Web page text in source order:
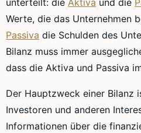
unterteilt: die Aktiva und die
Werte, die das Unternehmen
Passiva die Schulden des
Bilanz muss immer
dass die Aktiva und Passiva
Der Hauptzweck einer Bilanz
Investoren und anderen
Informationen über die